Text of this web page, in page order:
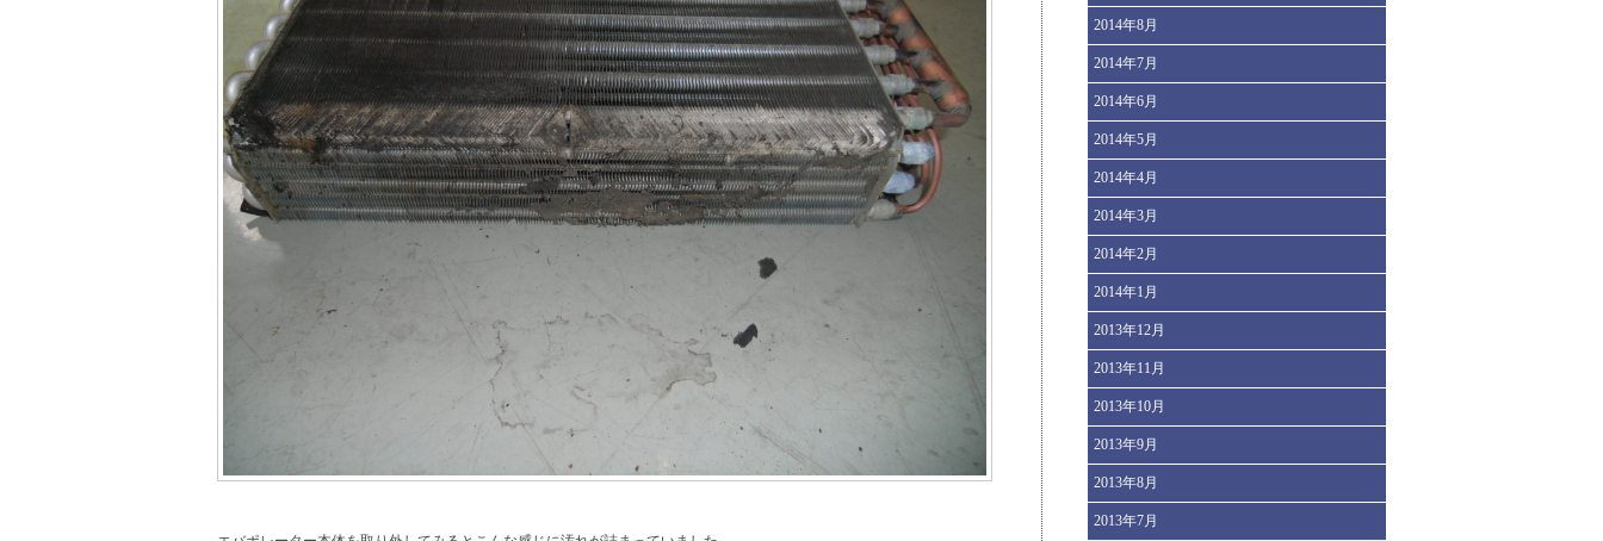
2014年8月
2014年7月
2014年6月
2014年5月
2014年4月
2014年3月
2014年2月
2014年1月
2013年12月
2013年11月
2013年10月
2013年9月
2013年8月
2013年7月